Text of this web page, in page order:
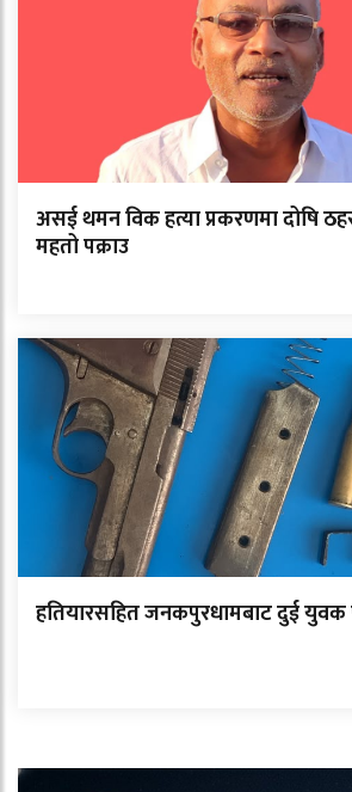
असई थमन विक हत्या प्रकरणमा दोषि
महतो पक्राउ
हतियारसहित जनकपुरधामबाट दुई युवक